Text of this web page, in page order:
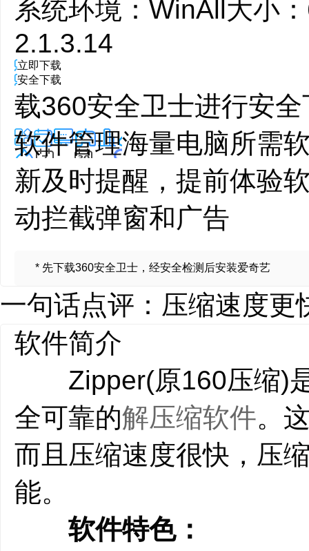
系统环境： WinAll 大小：
2.1.3.14
立即下载
安全下载
载360安全卫士进行安全
软件管理海量电脑所需
新及时提醒，提前体验
动拦截弹窗和广告
* 先下载360安全卫士，经安全检测后安装爱奇艺
一句话点评：压缩速度更
软件简介
Zipper(原160压缩)是
全可靠的解压缩软件。
而且压缩速度很快，压
能。
软件特色：